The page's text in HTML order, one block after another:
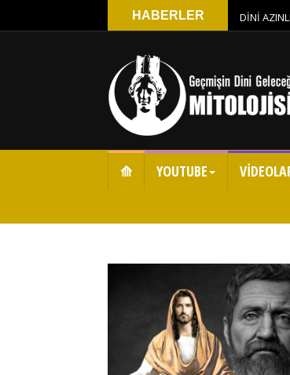
HABERLER
DİNİ
⟰ YOUTUBE